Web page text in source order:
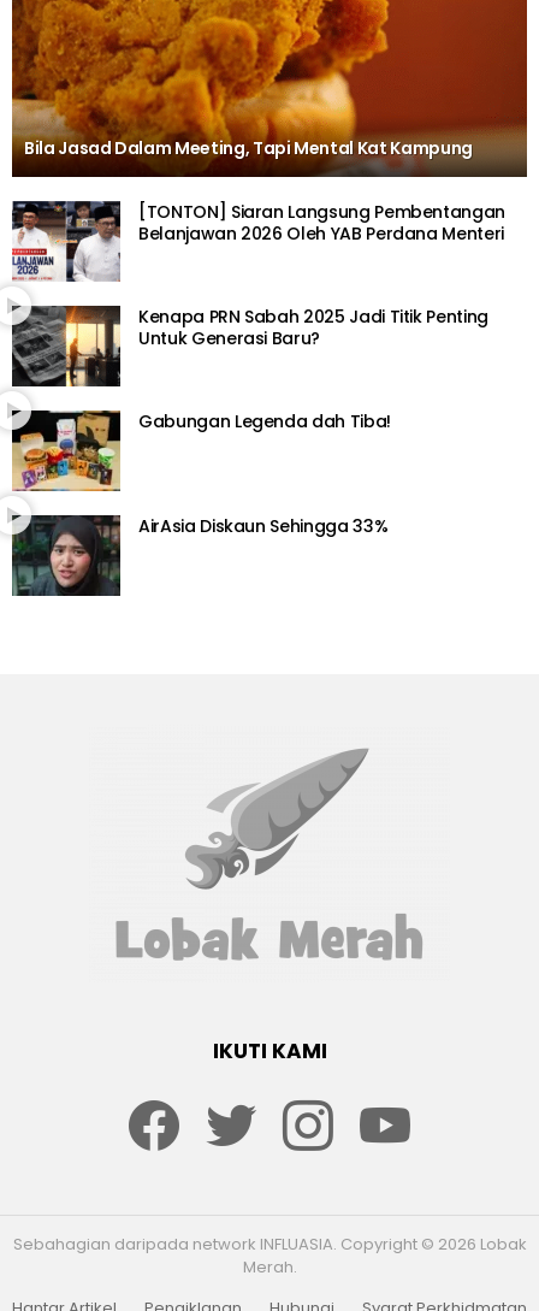
Bila Jasad Dalam Meeting, Tapi Mental Kat Kampung
[TONTON] Siaran Langsung Pembentangan
Belanjawan 2026 Oleh YAB Perdana Menteri
Kenapa PRN Sabah 2025 Jadi Titik Penting
Untuk Generasi Baru?
Gabungan Legenda dah Tiba!
AirAsia Diskaun Sehingga 33%
IKUTI KAMI
Sebahagian daripada network INFLUASIA. Copyright © 2026 Lobak
Merah.